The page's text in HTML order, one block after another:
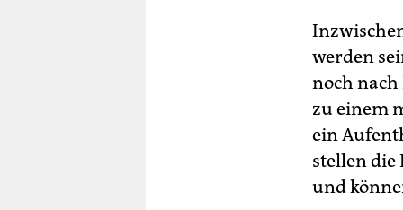
werden
noch
zu einem
ein
stellen die
und